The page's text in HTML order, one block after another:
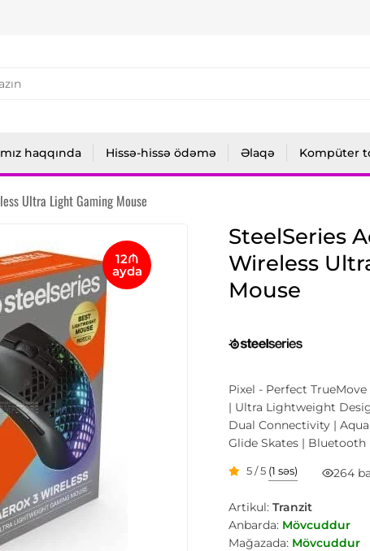
haqqında Hissə-hissə ödəmə Əlaqə Kompüter
Ultra Light Gaming Mouse
12₼
ayda
SteelSeries
Wireless
Mouse
Pixel - Perfect TrueMove
| Ultra Lightweight
Dual Connectivity |
Glide Skates | Bluetooth
5 / 5 (1 səs) 264
Artikul: Tranzit
Anbarda: Mövcuddur
Mağazada: Mövcuddur